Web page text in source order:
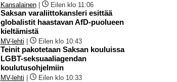
Kansalainen| Eilen klo 11:06
Saksan varaliittokansleri esittää
globalistit haastavan AfD-puolueen
kieltämistä
MV-lehti Eilen klo 10:43
Teinit pakotetaan Saksan kouluissa
LGBT-seksuaaliagendan
koulutusohjelmiin
MV-lehti Eilen klo 10:33